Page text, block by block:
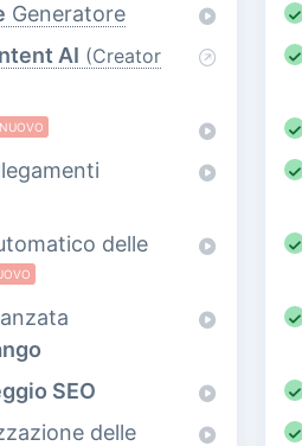
Generatore
AI (Creator
NUOVO
delle
SEO
delle